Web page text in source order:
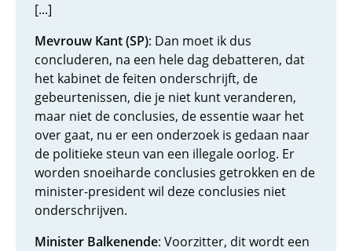
[...]
Mevrouw Kant (SP): Dan moet ik dus
concluderen, na een hele dag debatteren, dat
het kabinet de feiten onderschrijft, de
gebeurtenissen, die je niet kunt veranderen,
maar niet de conclusies, de essentie waar het
over gaat, nu er een onderzoek is gedaan naar
de politieke steun van een illegale oorlog. Er
worden snoeiharde conclusies getrokken en de
minister-president wil deze conclusies niet
onderschrijven.
Minister Balkenende: Voorzitter, dit wordt een